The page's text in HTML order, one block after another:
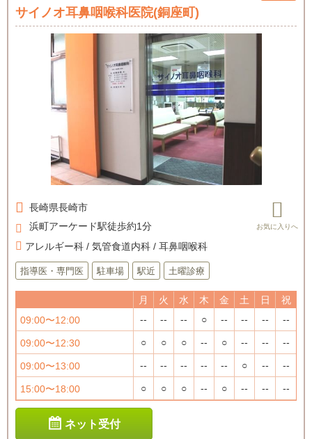
サイノオ耳鼻咽喉科医院(銅座町)
長崎県長崎市
浜町アーケード駅徒歩約1分
アレルギー科 / 気管食道内科 / 耳鼻咽喉科
指導医・専門医 駐車場 駅近 土曜診療
月 火 水 木 金 土 日
祝
09:00〜12:00
-- -- -- ○ -- -- -- --
09:00〜12:30 ○ ○ ○ -- ○ -- -- --
09:00〜13:00 -- -- -- -- -- ○ -- --
15:00〜18:00 ○ ○ ○ -- ○ -- -- --
ネット受付